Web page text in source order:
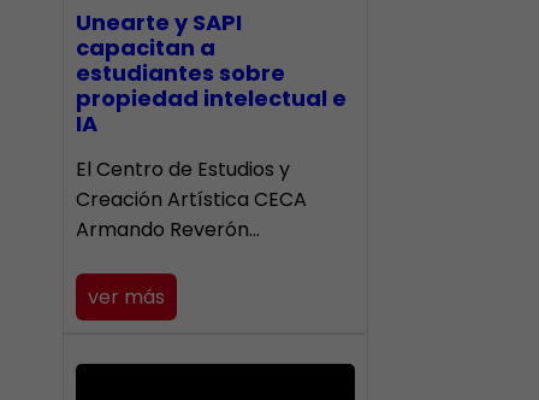
Unearte y SAPI
capacitan a
estudiantes sobre
propiedad intelectual e
IA
El Centro de Estudios y
Creación Artística CECA
Armando Reverón…
ver más